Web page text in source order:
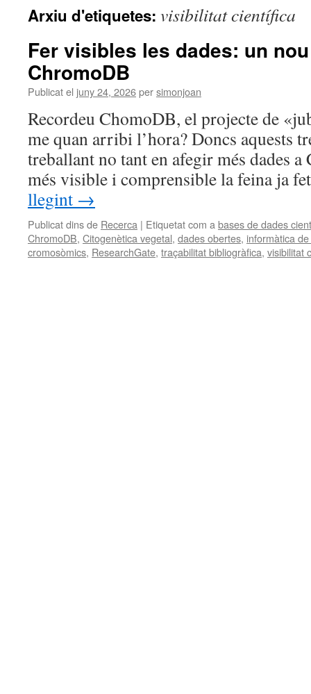
Arxiu d'etiquetes: visibilitat científica
Fer visibles les dades: un
ChromoDB
Publicat el juny 24, 2026persimonjoan
Recordeu ChomoDB, el projecte de
me quan arribi l’hora? Doncs aquests
treballant no tant en afegir més dades
més visible i comprensible la feina ja
llegint →
Publicat dins de Recerca | Etiquetat com a bases de dades
ChromoDB, Citogenètica vegetal, dades obertes, informàtica
cromosòmics, ResearchGate, traçabilitat bibliogràfica, visibilitat